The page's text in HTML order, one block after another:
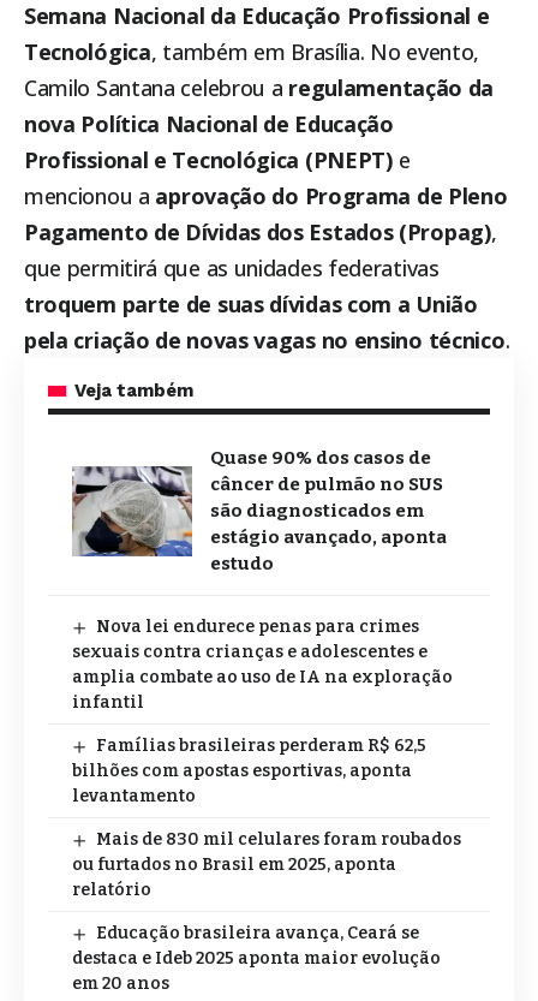
Semana Nacional da Educação Profissional e
Tecnológica, também em Brasília. No evento,
Camilo Santana celebrou a regulamentação da
nova Política Nacional de Educação
Profissional e Tecnológica (PNEPT)e
mencionou a aprovação do Programa de Pleno
Pagamento de Dívidas dos Estados (Propag),
que permitirá que as unidades federativas
troquem parte de suas dívidas com a União
pela criação de novas vagas no ensino técnico.
Veja também
Quase 90% dos casos de
câncer de pulmão no SUS
são diagnosticados em
estágio avançado, aponta
estudo
Nova lei endurece penas para crimes
sexuais contra crianças e adolescentes e
amplia combate ao uso de IA na exploração
infantil
Famílias brasileiras perderam R$ 62,5
bilhões com apostas esportivas, aponta
levantamento
Mais de 830 mil celulares foram roubados
ou furtados no Brasil em 2025, aponta
relatório
Educação brasileira avança, Ceará se
destaca e Ideb 2025 aponta maior evolução
em 20 anos